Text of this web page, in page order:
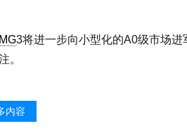
MG3将进一步向小型化的A0级市场进
。
内容